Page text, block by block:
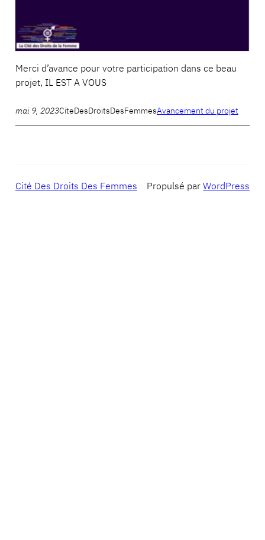
Merci d’avance pour votre participation dans ce beau
projet, IL EST A VOUS
mai 9, 2023CiteDesDroitsDesFemmesAvancement du projet
Cité Des Droits Des Femmes Propulsé parWordPress